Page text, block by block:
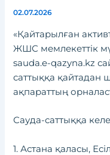
02.07.2026
«Қайтарылған
ЖШС мемлекеттік
sauda.e-qazyna.kz
саттыққа қайтадан
ақпараттың
Сауда-саттыққа
1. Астана қаласы,